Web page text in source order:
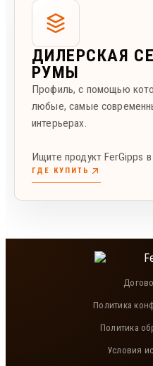
ДИЛЕРСКАЯ
РУМЫ
Профиль, с помощью
любые, самые
интерьерах.
Ищите продукт FerGipps
ГДЕ КУПИТЬ
Политика
Политика
Условия